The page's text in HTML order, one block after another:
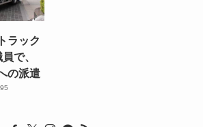
ラック
で、
の派遣